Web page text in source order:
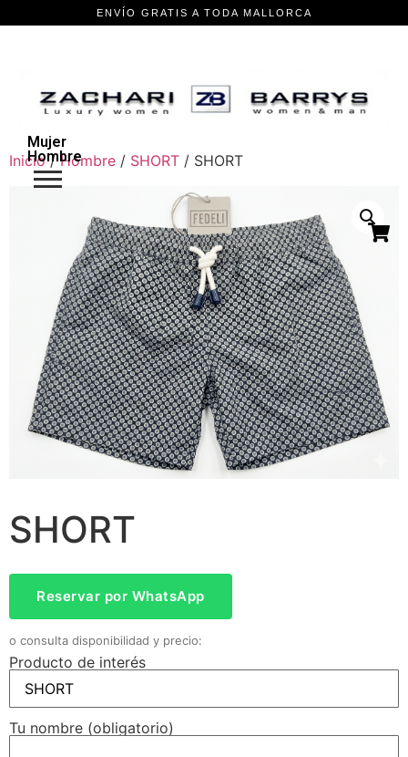
Mujer
Hombre
Inicio/Hombre / SHORT / SHORT
SHORT
Reservar por WhatsApp
o consulta disponibilidad y precio:
Producto de interés
Tu nombre (obligatorio)